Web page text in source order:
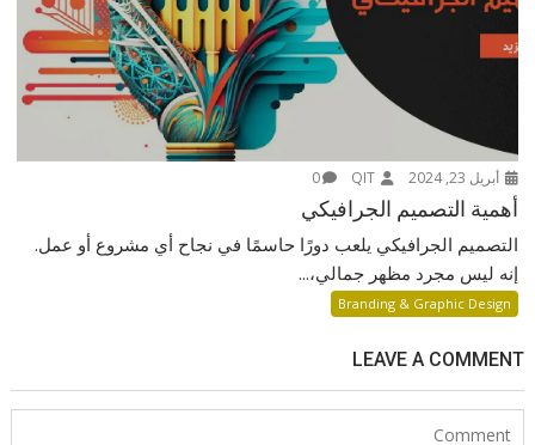
أبريل 23, 2024 QIT
0
أهمية التصميم الجرافيكي
التصميم الجرافيكي يلعب دورًا حاسمًا في نجاح أي مشروع أو عمل.
إنه ليس مجرد مظهر جمالي،...
Branding & Graphic Design
LEAVE A COMMENT